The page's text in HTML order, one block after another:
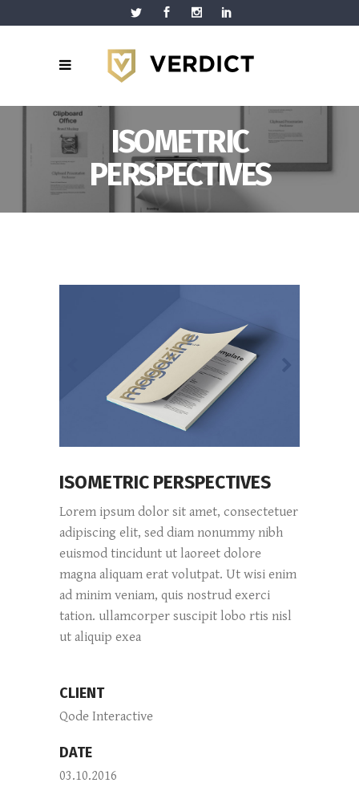
ISOMETRIC
PERSPECTIVES
ISOMETRIC PERSPECTIVES
Lorem ipsum dolor sit amet, consectetuer
adipiscing elit, sed diam nonummy nibh
euismod tincidunt ut laoreet dolore
magna aliquam erat volutpat. Ut wisi enim
ad minim veniam, quis nostrud exerci
tation. ullamcorper suscipit lobo rtis nisl
ut aliquip exea
CLIENT
Qode Interactive
DATE
03.10.2016